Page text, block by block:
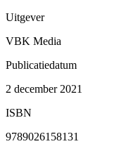
Uitgever
VBK Media
Publicatiedatum
2 december 2021
ISBN
9789026158131